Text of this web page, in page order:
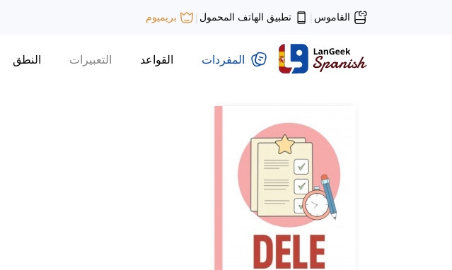
القاموس | تطبيق الهاتف المحمول | بريميوم
المفردات القواعد التعبيرات النطق